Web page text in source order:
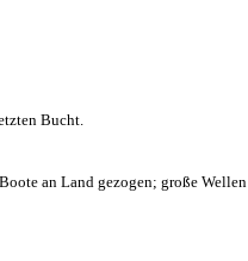
Bucht.
an Land gezogen; große Wellen